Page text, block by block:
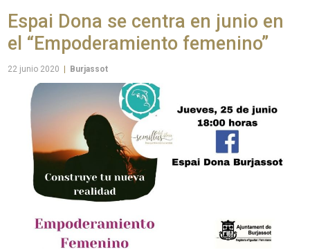
Espai Dona se centra en junio en
el “Empoderamiento femenino”
22 junio 2020 Burjassot